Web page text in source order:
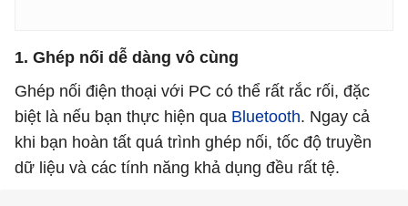
1. Ghép nối dễ dàng vô cùng
Ghép nối điện thoại với PC có thể rất rắc rối, đặc
biệt là nếu bạn thực hiện qua Bluetooth. Ngay cả
khi bạn hoàn tất quá trình ghép nối, tốc độ truyền
dữ liệu và các tính năng khả dụng đều rất tệ.